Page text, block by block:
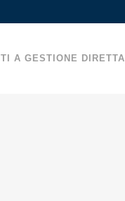
A GESTIONE DIRETTA